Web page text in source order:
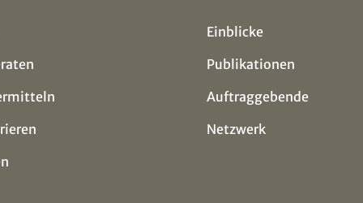
Einblicke
Publikationen
Auftraggebende
Netzwerk